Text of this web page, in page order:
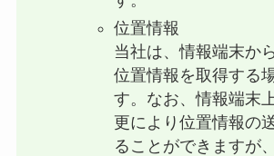
位置情報
当社は、情報端末か
位置情報を取得する
す。なお、情報端末
更により位置情報の
ることができますが